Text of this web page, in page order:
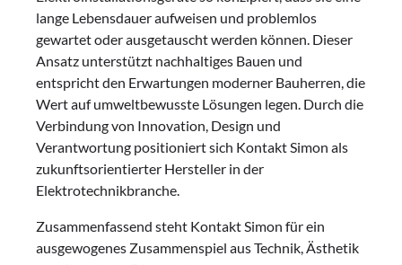
lange Lebensdauer aufweisen und problemlos
gewartet oder ausgetauscht werden können. Dieser
Ansatz unterstützt nachhaltiges Bauen und
entspricht den Erwartungen moderner Bauherren, die
Wert auf umweltbewusste Lösungen legen. Durch die
Verbindung von Innovation, Design und
Verantwortung positioniert sich Kontakt Simon als
zukunftsorientierter Hersteller in der
Elektrotechnikbranche.
Zusammenfassend steht Kontakt Simon für ein
ausgewogenes Zusammenspiel aus Technik, Ästhetik